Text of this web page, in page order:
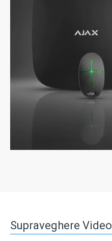
Supraveghere Video